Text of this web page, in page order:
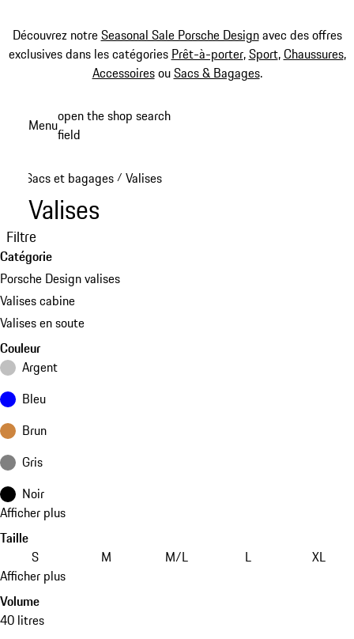
Découvrez notreSeasonal Sale Porsche Designavec des offres
exclusives dans les catégories Prêt-à-porter,Sport,Chaussures,
AccessoiresouSacs & Bagages.
Menuopen the shop search
field
Sacs et bagages / Valises
Valises
Filtre
Catégorie
Porsche Design valises
Valises cabine
Valises en soute
Couleur
Argent
Bleu
Brun
Gris
Noir
Afficher plus
Taille
S
M M/L L
XL
Afficher plus
Volume
40 litres